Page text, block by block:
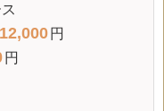
12,000 円
円